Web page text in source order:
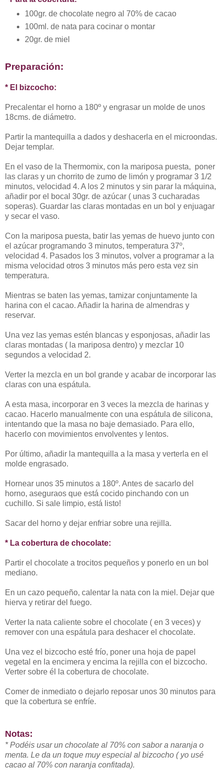
100gr. de chocolate negro al 70% de cacao
100ml. de nata para cocinar o montar
20gr. de miel
Preparación:
* El bizcocho:
Precalentar el horno a 180º y engrasar un molde de unos
18cms. de diámetro.
Partir la mantequilla a dados y deshacerla en el microondas.
Dejar templar.
En el vaso de la Thermomix, con la mariposa puesta, poner
las claras y un chorrito de zumo de limón y programar 3 1/2
minutos, velocidad 4. A los 2 minutos y sin parar la máquina,
añadir por el bocal 30gr. de azúcar ( unas 3 cucharadas
soperas). Guardar las claras montadas en un bol y enjuagar
y secar el vaso.
Con la mariposa puesta, batir las yemas de huevo junto con
el azúcar programando 3 minutos, temperatura 37º,
velocidad 4. Pasados los 3 minutos, volver a programar a la
misma velocidad otros 3 minutos más pero esta vez sin
temperatura.
Mientras se baten las yemas, tamizar conjuntamente la
harina con el cacao. Añadir la harina de almendras y
reservar.
Una vez las yemas estén blancas y esponjosas, añadir las
claras montadas ( la mariposa dentro) y mezclar 10
segundos a velocidad 2.
Verter la mezcla en un bol grande y acabar de incorporar las
claras con una espátula.
A esta masa, incorporar en 3 veces la mezcla de harinas y
cacao. Hacerlo manualmente con una espátula de silicona,
intentando que la masa no baje demasiado. Para ello,
hacerlo con movimientos envolventes y lentos.
Por último, añadir la mantequilla a la masa y verterla en el
molde engrasado.
Hornear unos 35 minutos a 180º. Antes de sacarlo del
horno, aseguraos que está cocido pinchando con un
cuchillo. Si sale limpio, está listo!
Sacar del horno y dejar enfriar sobre una rejilla.
* La cobertura de chocolate:
Partir el chocolate a trocitos pequeños y ponerlo en un bol
mediano.
En un cazo pequeño, calentar la nata con la miel. Dejar que
hierva y retirar del fuego.
Verter la nata caliente sobre el chocolate ( en 3 veces) y
remover con una espátula para deshacer el chocolate.
Una vez el bizcocho esté frío, poner una hoja de papel
vegetal en la encimera y encima la rejilla con el bizcocho.
Verter sobre él la cobertura de chocolate.
Comer de inmediato o dejarlo reposar unos 30 minutos para
que la cobertura se enfríe.
Notas:
* Podéis usar un chocolate al 70% con sabor a naranja o
menta. Le da un toque muy especial al bizcocho ( yo usé
cacao al 70% con naranja confitada).